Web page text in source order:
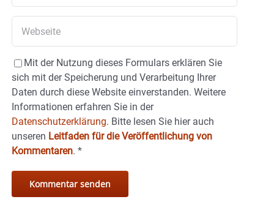
Mit der Nutzung dieses Formulars erklären Sie
sich mit der Speicherung und Verarbeitung Ihrer
Daten durch diese Website einverstanden. Weitere
Informationen erfahren Sie in der
Datenschutzerklärung. Bitte lesen Sie hier auch
unseren Leitfaden für die Veröffentlichung von
Kommentaren. *